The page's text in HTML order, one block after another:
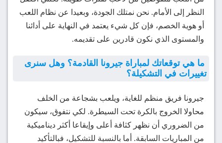
النظر إلى الأمام. نحن نمتلك الجودة، وبعيدا عن نظام اللعب
أو هوية الخصم، فإن كل شيء يعتمد في النهاية على أدائنا
والمستوى الذي نكون قادرين على تقديمه.
ما هي توقعاتك لمباراة جيرونا القادمة؟ وهل سنرى
تغييرات في التشكيلة؟
جيرونا فريق منظم للغاية، ويلعب بشجاعة من الخلف
محاولا الخروج بالكرة تحت السيطرة. لكي نتفوق، سيكون
من الضروري أن نظهر كثافة أعلى وإيقاعا أكثر ديناميكية
من المباريات السابقة. أما بالنسبة للتشكيل، فبالتأكيد